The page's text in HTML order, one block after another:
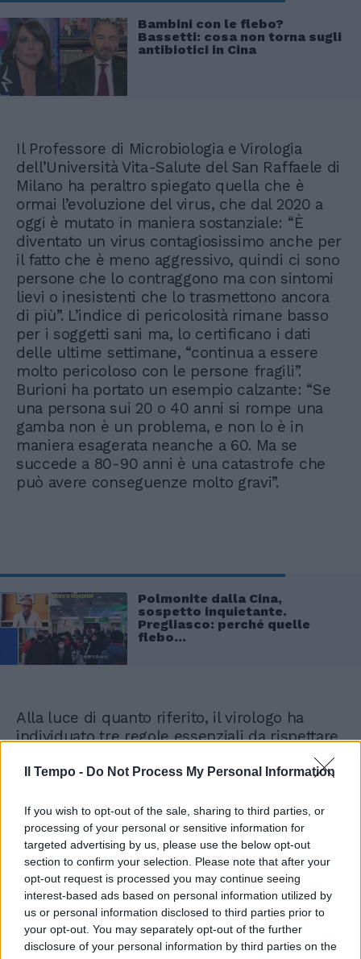
Il Tempo - Do Not Process My Personal Information
If you wish to opt-out of the sale, sharing to third parties, or
processing of your personal or sensitive information for
targeted advertising by us, please use the below opt-out
section to confirm your selection. Please note that after your
opt-out request is processed you may continue seeing
interest-based ads based on personal information utilized by
us or personal information disclosed to third parties prior to
your opt-out. You may separately opt-out of the further
disclosure of your personal information by third parties on the
Bambini con le flebo?
Bassetti: cosa non torna sugli
antibiotici in Cina
Il Professore di Microbiologia e Virologia
dell’Università Vita-Salute del San Raffaele di
Milano ha peraltro spiegato quella che è
ormai l’evoluzione del virus, che dal 2020 a
oggi è mutato in maniera sostanziale: “È
diventato un virus contagiosissimo anche per
il fatto che è meno aggressivo, quindi ci sono
persone che lo contraggono ma con sintomi
lievi o inesistenti che lo trasmettono ancora
di più”. L’indice di pericolosità rimane basso
per i soggetti sani ma, lo certificano i dati
delle ultime settimane, “continua a essere
molto pericoloso con le persone fragili”.
Burioni ha portato un esempio calzante: “Se
una persona sui 20 o 40 anni si rompe una
gamba non è un problema, e non lo è in
maniera esagerata neanche a 60. Ma se
succede a 80-90 anni è una catastrofe che
può avere conseguenze molto gravi”.
Polmonite dalla Cina,
sospetto inquietante.
Pregliasco: perché quelle
flebo...
Alla luce di quanto riferito, il virologo ha
individuato tre regole essenziali da rispettare
per arginare una possibile nuova ondata. In
primis, “quando si sta male, con malattie
spargere il virus”. La seconda concerne
l’utilizzo delle mascherine, ormai oggetto
finito nel dimenticatoio, appannaggio di
pochissimi: “Ormai non le indossa più
nessuno. Invece, soprattutto nei posti
affollati, rimane uno strumento
indispensabile”. In ultima istanza, appunto, il
vaccino, che “da quando è arrivata la variante